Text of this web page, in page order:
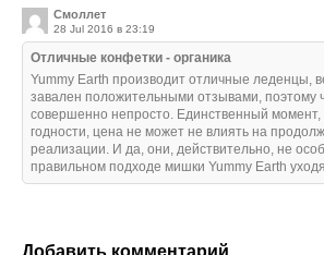
Смоллет
28 Jul 2016 в 23:19
Отличные конфетки - органика
Yummy Earth производит отличные леденцы,
завален положительными отзывами, поэтому
совершенно непросто. Единственный момент,
годности, цена не может не влиять на
реализации. И да, они, действительно, не
правильном подходе мишки Yummy Earth
Добавить комментарий